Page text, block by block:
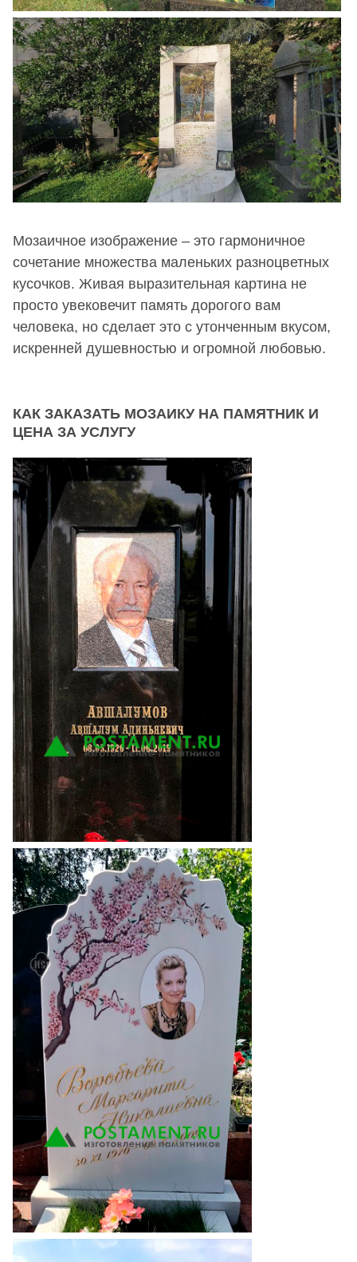
Мозаичное изображение – это гармоничное
сочетание множества маленьких разноцветных
кусочков. Живая выразительная картина не
просто увековечит память дорогого вам
человека, но сделает это с утонченным вкусом,
искренней душевностью и огромной любовью.
КАК ЗАКАЗАТЬ МОЗАИКУ НА ПАМЯТНИК И
ЦЕНА ЗА УСЛУГУ